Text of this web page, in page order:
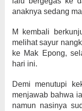
anaknya sedang
M kembali
melihat sayur
ke Mak Epong,
hari ini.
Demi menutupi
menjawab bahwa
namun nasinya